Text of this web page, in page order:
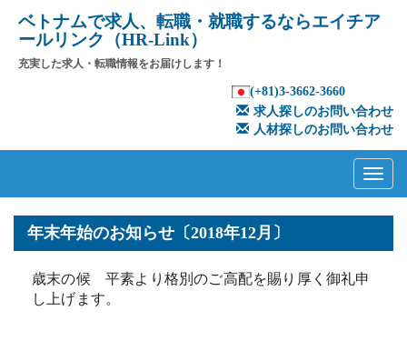
ベトナムで求人、転職・就職するならエイチア
ールリンク（HR-Link）
充実した求人・転職情報をお届けします！
(+81)3-3662-3660
求人探しのお問い合わせ
人材探しのお問い合わせ
Menu
content
年末年始のお知らせ〔2018年12月〕
歳末の候 平素より格別のご高配を賜り厚く御礼申
し上げます。